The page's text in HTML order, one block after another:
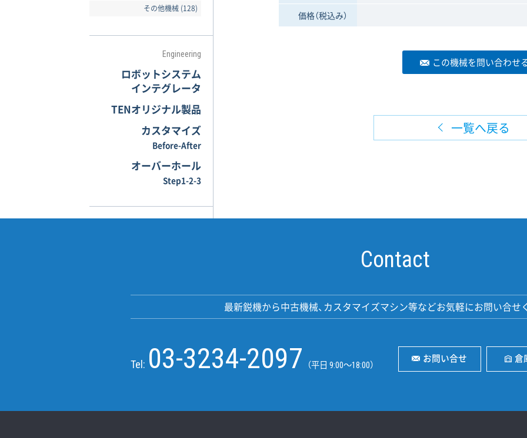
価格（税込み）
この機械を問い合わせ
一覧へ戻る
その他機械 (128)
Engineering
ロボットシステム
インテグレータ
TENオリジナル製品
カスタマイズ
Before-After
オーバーホール
Step1-2-3
Contact
最新鋭機から中古機械、カスタマイズマシン等などお気軽にお問い合せ
Tel: 03-3234-2097 （平日 9:00〜18:00）
お問い合せ 倉